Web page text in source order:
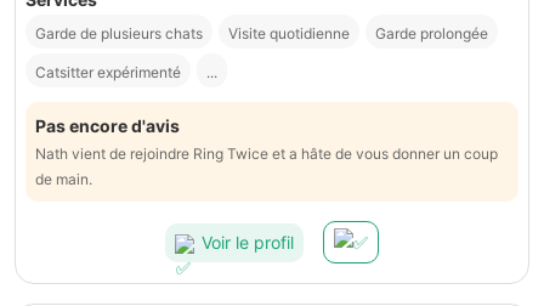
Garde de plusieurs chats Visite quotidienne Garde prolongée
Catsitter expérimenté ...
Pas encore d'avis
Nath vient de rejoindre Ring Twice et a hâte de vous donner un coup
de main.
Voir le profil